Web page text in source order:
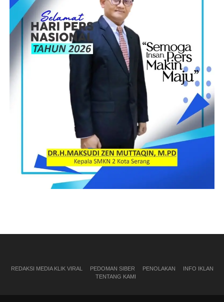
REDAKSI MEDIA KLIK VIRAL PEDOMAN SIBER PENOLAKAN
INFO IKLAN
TENTANG KAMI